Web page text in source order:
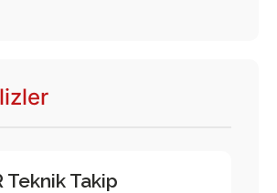
Teknik Takip